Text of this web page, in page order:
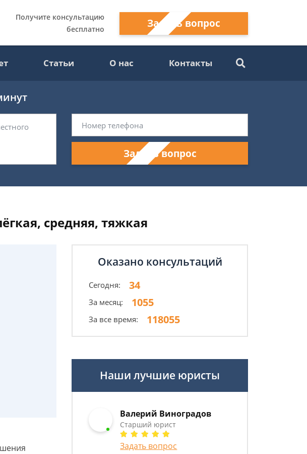
Получите консультацию
бесплатно
Задать вопрос
Статьи О нас Контакты
Задать вопрос
средняя, тяжкая
Оказано консультаций
Сегодня: 34
За месяц: 1055
За все время: 118055
Наши лучшие юристы
Валерий Виноградов
Старший юрист
Задать вопрос